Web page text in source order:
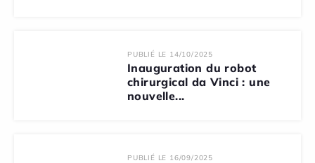
PUBLIÉ LE 14/10/2025
Inauguration du robot
chirurgical da Vinci : une
nouvelle...
PUBLIÉ LE 16/09/2025